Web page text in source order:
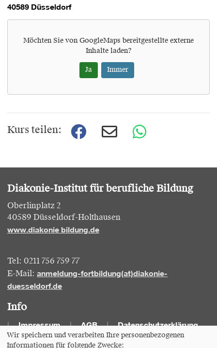
40589 Düsseldorf
Möchten Sie von GoogleMaps bereitgestellte externe
Inhalte laden?
Ja Immer
Kurs teilen:
Diakonie-Institut für berufliche Bildung
Oberlinplatz 2
40589 Düsseldorf-Holthausen
www.diakonie bildung.de
Tel: 0211 756 759 77
E-Mail: anmeldung-fortbildung(at)diakonie-
duesseldorf.de
Info
Impressum
AGB Datenschutzerklärung
Wir speichern und verarbeiten Ihre personenbezogenen
Informationen für folgende Zwecke: